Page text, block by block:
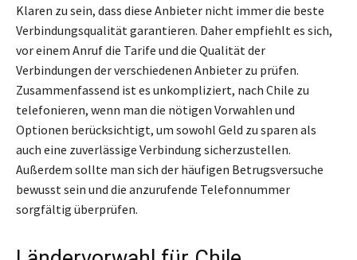
Klaren zu sein, dass diese Anbieter nicht immer die beste
Verbindungsqualität garantieren. Daher empfiehlt es sich,
vor einem Anruf die Tarife und die Qualität der
Verbindungen der verschiedenen Anbieter zu prüfen.
Zusammenfassend ist es unkompliziert, nach Chile zu
telefonieren, wenn man die nötigen Vorwahlen und
Optionen berücksichtigt, um sowohl Geld zu sparen als
auch eine zuverlässige Verbindung sicherzustellen.
Außerdem sollte man sich der häufigen Betrugsversuche
bewusst sein und die anzurufende Telefonnummer
sorgfältig überprüfen.